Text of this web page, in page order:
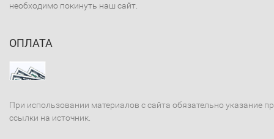
необходимо покинуть наш сайт.
ОПЛАТА
При использовании материалов с сайта обязательно указание
ссылки на источник.